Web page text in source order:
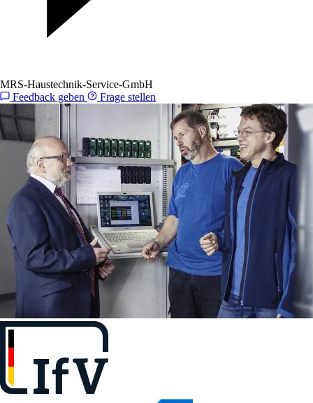
MRS-Haustechnik-Service-GmbH
Feedback geben
Frage stellen